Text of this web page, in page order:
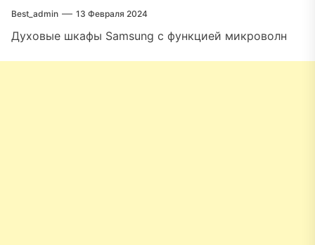
Best_admin 13 Февраля 2024
Духовые шкафы Samsung с функцией микроволн